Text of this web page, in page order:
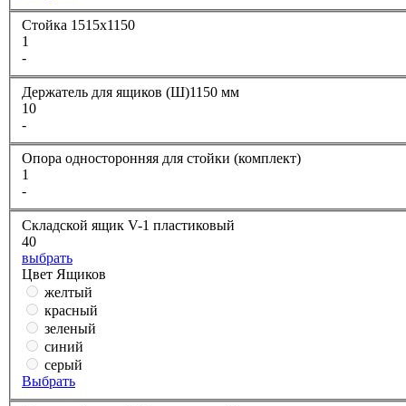
Стойка 1515х1150
1
-
Держатель для ящиков (Ш)1150 мм
10
-
Опора односторонняя для стойки (комплект)
1
-
Складской ящик V-1 пластиковый
40
выбрать
Цвет Ящиков
желтый
красный
зеленый
синий
серый
Выбрать